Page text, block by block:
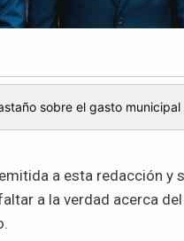
sobre el gasto municipal
a esta redacción y
a la verdad acerca